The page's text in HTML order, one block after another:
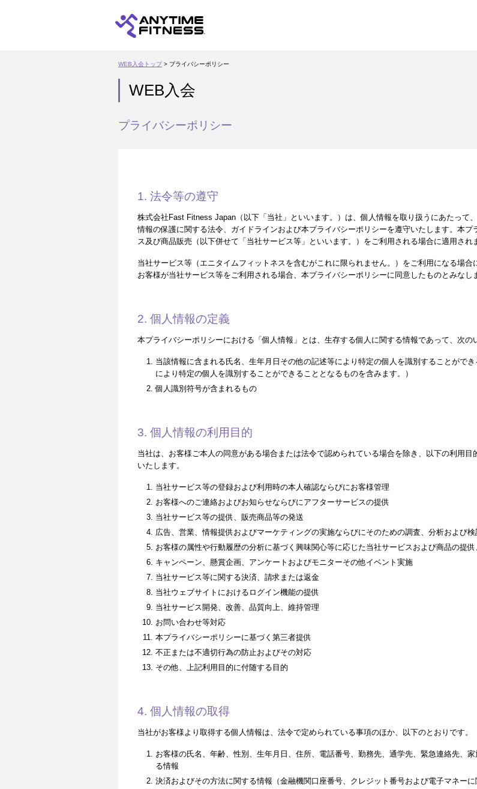
WEB入会トップ> プライバシーポリシー
WEB入会
プライバシーポリシー
1. 法令等の遵守
株式会社Fast Fitness Japan（以下「当社」といいます。）は、個人情報を取り扱うにあたって
情報の保護に関する法令、ガイドラインおよび本プライバシーポリシーを遵守いたします。本
ス及び商品販売（以下併せて「当社サービス等」といいます。）をご利用される場合に適用され
当社サービス等（エニタイムフィットネスを含むがこれに限られません。）をご利用になる場合
お客様が当社サービス等をご利用される場合、本プライバシーポリシーに同意したものとみなし
2. 個人情報の定義
本プライバシーポリシーにおける「個人情報」とは、生存する個人に関する情報であって、次の
当該情報に含まれる氏名、生年月日その他の記述等により特定の個人を識別することがで
により特定の個人を識別することができることとなるものを含みます。）
個人識別符号が含まれるもの
3. 個人情報の利用目的
当社は、お客様ご本人の同意がある場合または法令で認められている場合を除き、以下の利用
いたします。
当社サービス等の登録および利用時の本人確認ならびにお客様管理
お客様へのご連絡およびお知らせならびにアフターサービスの提供
当社サービス等の提供、販売商品等の発送
広告、営業、情報提供およびマーケティングの実施ならびにそのための調査、分析および検
お客様の属性や行動履歴の分析に基づく興味関心等に応じた当社サービスおよび商品の提
キャンペーン、懸賞企画、アンケートおよびモニターその他イベント実施
当社サービス等に関する決済、請求または返金
当社ウェブサイトにおけるログイン機能の提供
当社サービス開発、改善、品質向上、維持管理
お問い合わせ等対応
本プライバシーポリシーに基づく第三者提供
不正または不適切行為の防止およびその対応
その他、上記利用目的に付随する目的
4. 個人情報の取得
当社がお客様より取得する個人情報は、法令で定められている事項のほか、以下のとおりです。
お客様の氏名、年齢、性別、生年月日、住所、電話番号、勤務先、通学先、緊急連絡先、
る情報
決済およびその方法に関する情報（金融機関口座番号、クレジット番号および電子マネーに